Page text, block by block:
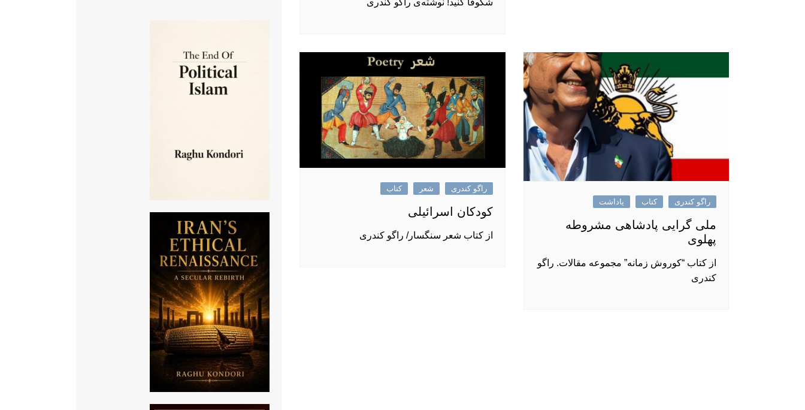
شکوفا کنید! نوشته‌ی راگو کندری
راگو کندری کتاب یاداشت
ملی گرایی پادشاهی مشروطه
پهلوی
از کتاب “کوروش زمانه” مجموعه مقالات. راگو
کندری
راگو کندری شعر کتاب
کودکان اسرائیلی
از کتاب شعر سنگسار/ راگو کندری